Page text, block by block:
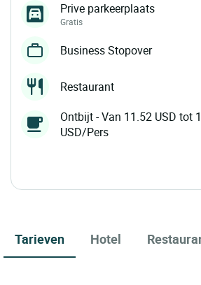
Prive parkeerplaats
Gratis
Business Stopover
Restaurant
Ontbijt - Van 11.52 USD tot
USD/Pers
Tarieven Hotel